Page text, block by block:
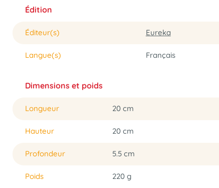
Édition
Éditeur(s) Eureka
Langue(s) Français
Dimensions et poids
Longueur 20 cm
Hauteur 20 cm
Profondeur 5.5 cm
Poids 220 g